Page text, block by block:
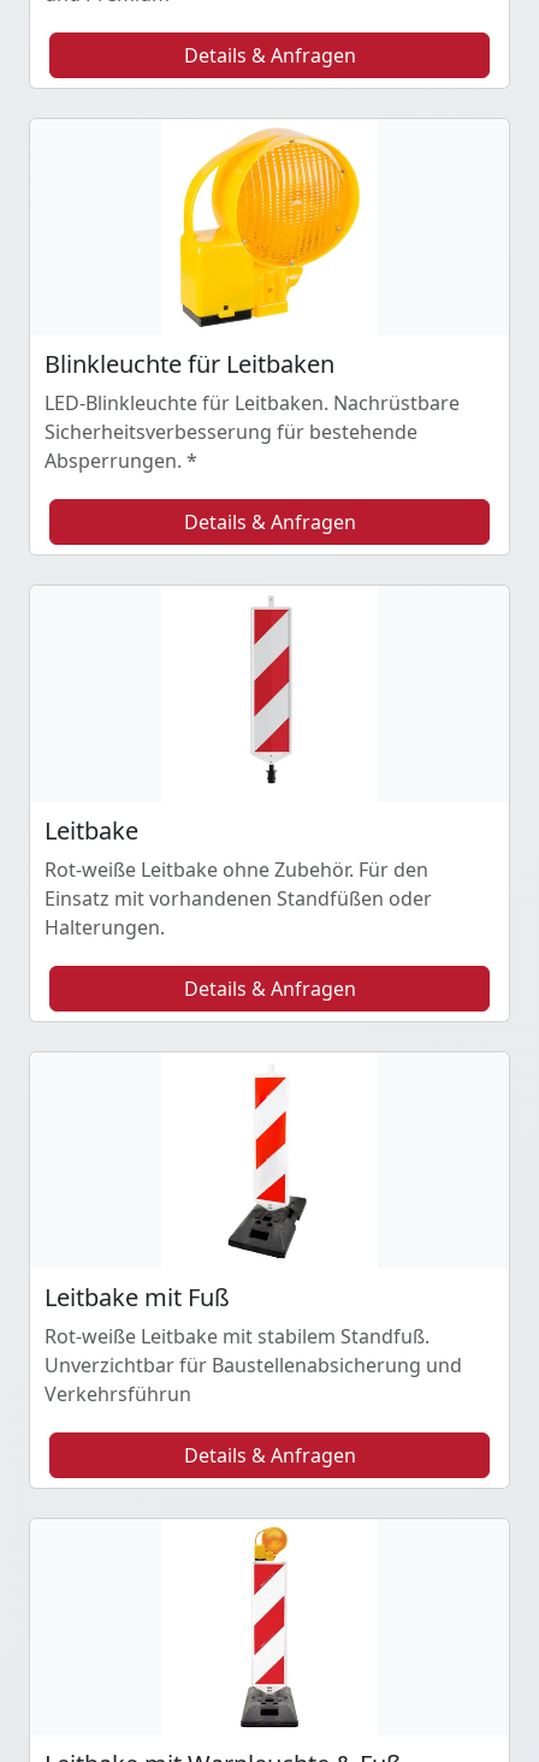
Details & Anfragen
Blinkleuchte für Leitbaken
LED-Blinkleuchte für Leitbaken. Nachrüstbare
Sicherheitsverbesserung für bestehende
Absperrungen. *
Details & Anfragen
Leitbake
Rot-weiße Leitbake ohne Zubehör. Für den
Einsatz mit vorhandenen Standfüßen oder
Halterungen.
Details & Anfragen
Leitbake mit Fuß
Rot-weiße Leitbake mit stabilem Standfuß.
Unverzichtbar für Baustellenabsicherung und
Verkehrsführun
Details & Anfragen